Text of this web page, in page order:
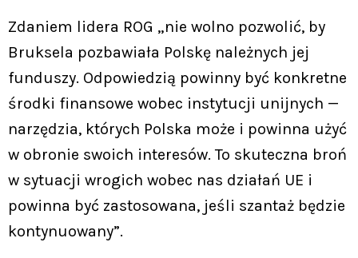
Zdaniem lidera ROG „nie wolno pozwolić, by
Bruksela pozbawiała Polskę należnych jej
funduszy. Odpowiedzią powinny być konkretne
środki finansowe wobec instytucji unijnych —
narzędzia, których Polska może i powinna użyć
w obronie swoich interesów. To skuteczna broń
w sytuacji wrogich wobec nas działań UE i
powinna być zastosowana, jeśli szantaż będzie
kontynuowany”.